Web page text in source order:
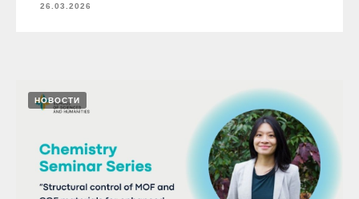
26.03.2026
НОВОСТИ